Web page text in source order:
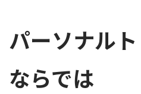
パーソナル
ならでは